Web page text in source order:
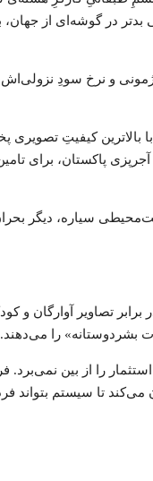
بدتر در گوشه‌ای از
و نرخ سودِ نزولی‌اش،
کیفیتِ
پاکستان، برای
سیاره، دیگر
کوره آجرپزی دفن شده بود، و در
را از بین